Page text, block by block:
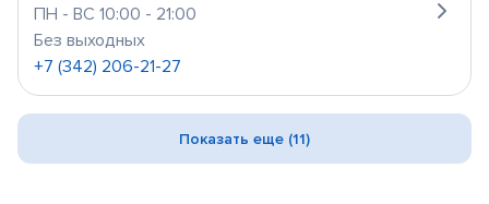
ПН - ВС 10:00 - 21:00
Без выходных
+7 (342) 206-21-27
Показать еще (11)